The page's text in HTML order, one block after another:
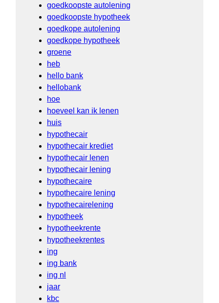
goedkoopste autolening
goedkoopste hypotheek
goedkope autolening
goedkope hypotheek
groene
heb
hello bank
hellobank
hoe
hoeveel kan ik lenen
huis
hypothecair
hypothecair krediet
hypothecair lenen
hypothecair lening
hypothecaire
hypothecaire lening
hypothecairelening
hypotheek
hypotheekrente
hypotheekrentes
ing
ing bank
ing nl
jaar
kbc